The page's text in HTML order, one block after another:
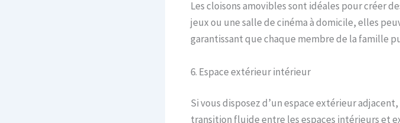
Les cloisons amovibles sont idéales pour créer
jeux ou une salle de cinéma à domicile, elles
garantissant que chaque membre de la famille
6. Espace extérieur intérieur
Si vous disposez d’un espace extérieur
transition fluide entre les espaces intérieurs et